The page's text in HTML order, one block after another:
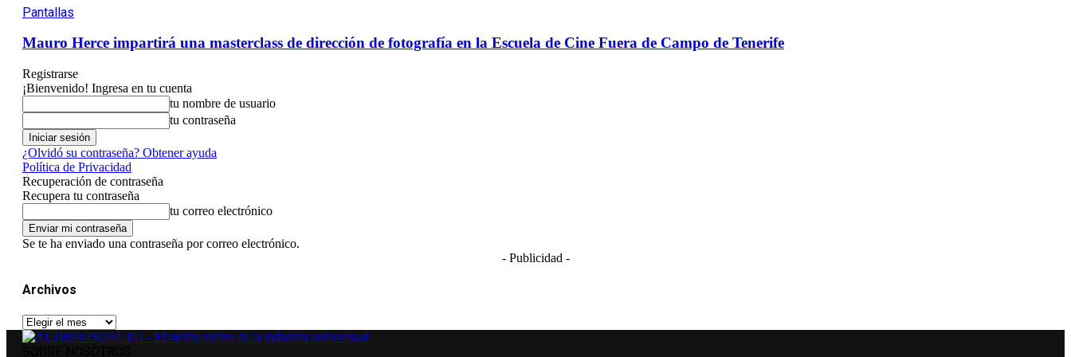
Pantallas
Mauro Herce impartirá una masterclass de dirección de fotografía en la Escuela de Cine Fuera de Campo de Tenerife
Registrarse
¡Bienvenido! Ingresa en tu cuenta
tu nombre de usuario
tu contraseña
¿Olvidó su contraseña? Obtener ayuda
Política de Privacidad
Recuperación de contraseña
Recupera tu contraseña
tu correo electrónico
Se te ha enviado una contraseña por correo electrónico.
- Publicidad -
Archivos
Archivos